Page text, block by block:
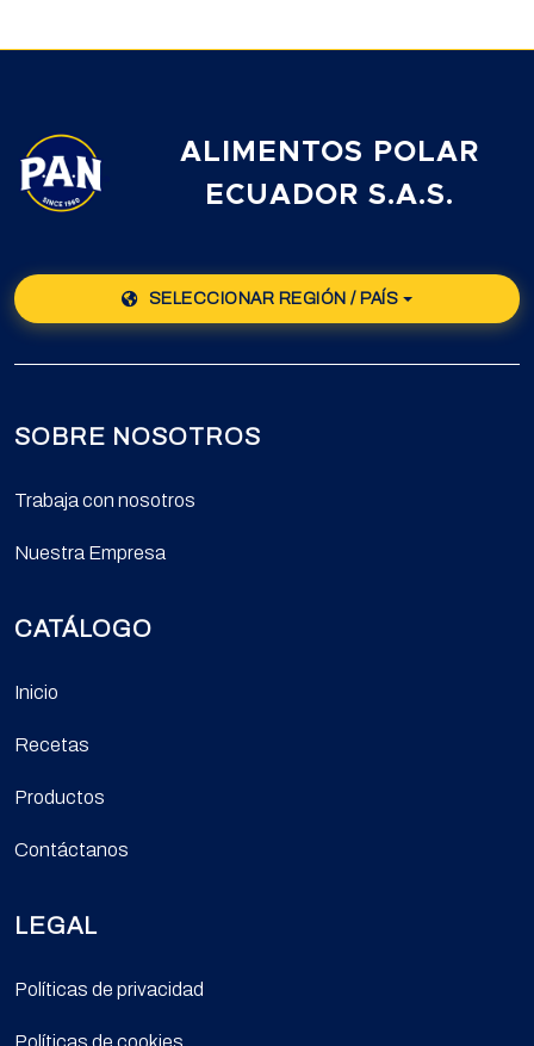
ALIMENTOS POLAR
ECUADOR S.A.S.
SELECCIONAR REGIÓN / PAÍS
SOBRE NOSOTROS
Trabaja con nosotros
Nuestra Empresa
CATÁLOGO
Inicio
Recetas
Productos
Contáctanos
LEGAL
Políticas de privacidad